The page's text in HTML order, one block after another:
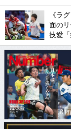
《ラ
面の
技愛「